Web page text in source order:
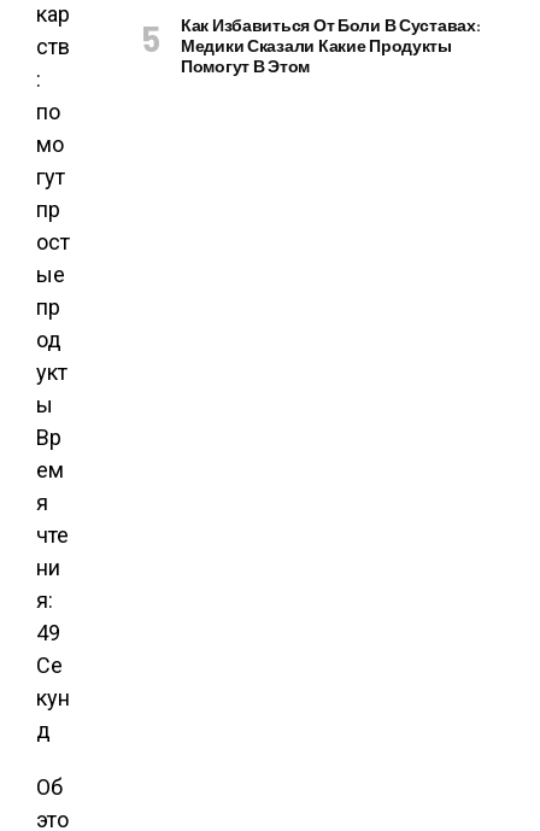
Вр
ем
я
чте
ни
я:
49
Се
кун
д
Об
это
Как Избавиться От Боли В Суставах:
Медики Сказали Какие Продукты
Помогут В Этом